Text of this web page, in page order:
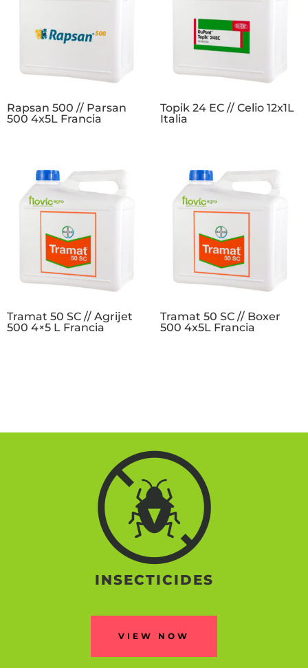
Rapsan 500 // Parsan
500 4x5L Francia
Topik 24 EC // Celio 12x1L
Italia
Tramat 50 SC // Agrijet
500 4×5 L Francia
Tramat 50 SC // Boxer
500 4x5L Francia
INSECTICIDES
VIEW NOW